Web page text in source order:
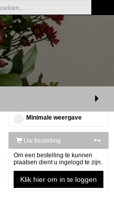
WEERGAVE
XS S M L XL
Minimale weergave
Uw bestelling
Om een bestelling te kunnen
plaatsen dient u ingelogd te zijn.
Klik hier om in te loggen